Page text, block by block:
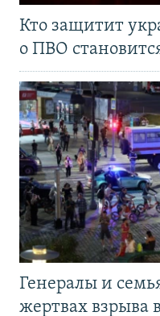
Кто защитит
о ПВО
Генералы и
жертвах взрыва